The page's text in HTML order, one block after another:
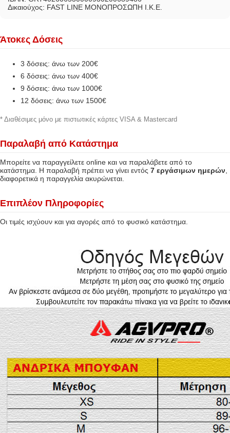
Δικαιούχος: FAST LINE ΜΟΝΟΠΡΟΣΩΠΗ Ι.Κ.Ε.
Άτοκες Δόσεις
3 δόσεις: άνω των 200€
6 δόσεις: άνω των 400€
9 δόσεις: άνω των 1000€
12 δόσεις: άνω των 1500€
* Διαθέσιμες μόνο με πιστωτικές κάρτες VISA & Mastercard
Παραλαβή από Κατάστημα
Μπορείτε να παραγγείλετε online και να παραλάβετε από το
κατάστημα. Η παραλαβή πρέπει να γίνει εντός 7 εργάσιμων ημερών
διαφορετικά η παραγγελία ακυρώνεται.
Επιπλέον Πληροφορίες
Οι τιμές ισχύουν και για αγορές από το φυσικό κατάστημα.